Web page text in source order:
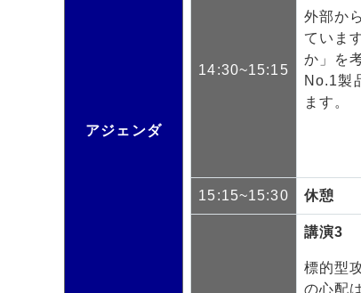
アジェンダ
14:30~15:15
外部か
ていま
か」を
No.1製
ます。
15:15~15:30 休憩
講演3
標的型
の心配